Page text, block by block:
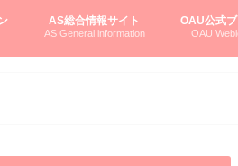
AS総合情報サイト
AS General information
OAU公式
OAU